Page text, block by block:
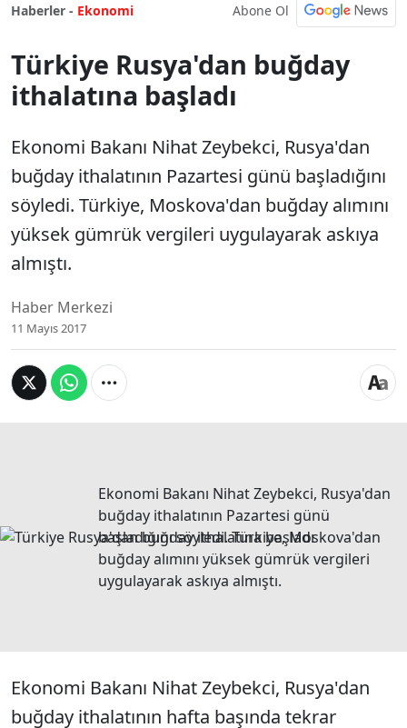
Haberler - Ekonomi Abone Ol
Türkiye Rusya'dan buğday
ithalatına başladı
Ekonomi Bakanı Nihat Zeybekci, Rusya'dan
buğday ithalatının Pazartesi günü başladığını
söyledi. Türkiye, Moskova'dan buğday alımını
yüksek gümrük vergileri uygulayarak askıya
almıştı.
Haber Merkezi
11 Mayıs 2017
Ekonomi Bakanı Nihat Zeybekci, Rusya'dan
buğday ithalatının Pazartesi günü
başladığını söyledi. Türkiye, Moskova'dan
buğday alımını yüksek gümrük vergileri
uygulayarak askıya almıştı.
Ekonomi Bakanı Nihat Zeybekci, Rusya'dan
buğday ithalatının hafta başında tekrar